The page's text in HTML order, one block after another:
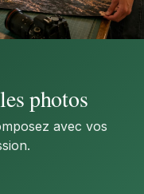
photos
avec vos